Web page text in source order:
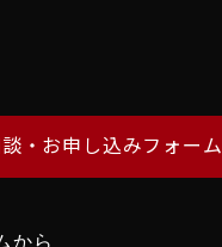
談・お申し込みフォーム
から